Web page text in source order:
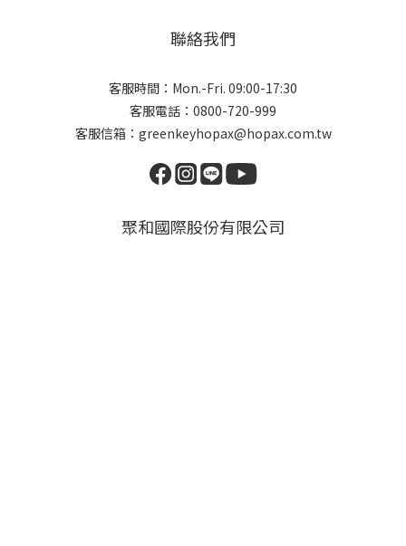
聯絡我們
客服時間：Mon.-Fri. 09:00-17:30
客服電話：0800-720-999
客服信箱：greenkeyhopax@hopax.com.tw
聚和國際股份有限公司